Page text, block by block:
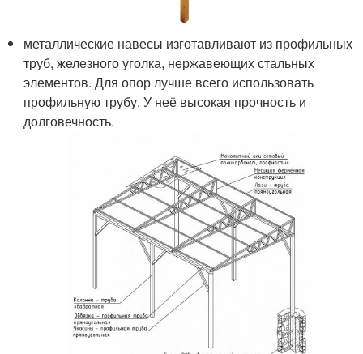
металлические навесы изготавливают из профильных
труб, железного уголка, нержавеющих стальных
элементов. Для опор лучше всего использовать
профильную трубу. У неё высокая прочность и
долговечность.